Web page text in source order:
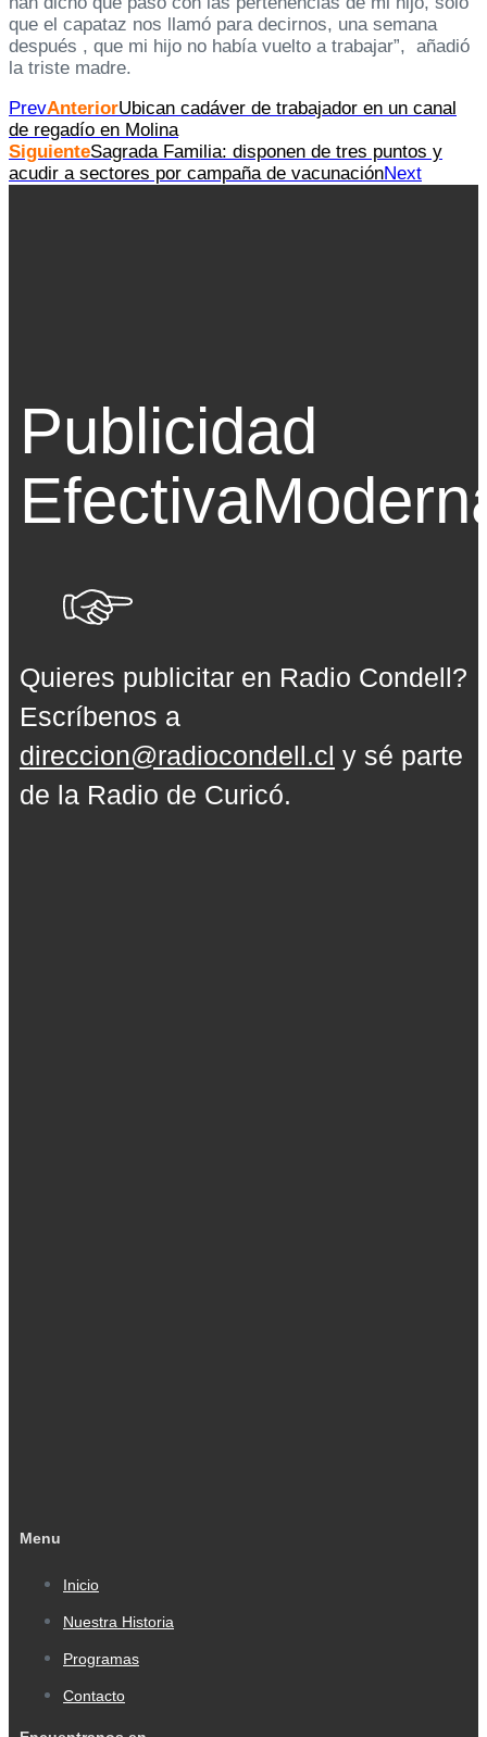
que el capataz nos llamó para decirnos, una semana
después , que mi hijo no había vuelto a trabajar”, añadió
la triste madre.
PrevAnteriorUbican cadáver de trabajador en un canal
de regadío en Molina
SiguienteSagrada Familia: disponen de tres puntos y
acudir a sectores por campaña de vacunaciónNext
Publicidad
Efectiva
Quieres publicitar en Radio Condell?
Escríbenos a
direccion@radiocondell.cl y sé parte
de la Radio de Curicó.
Menu
Inicio
Nuestra Historia
Programas
Contacto